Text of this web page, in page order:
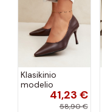
Klasikinio
modelio
aukštakulniai
41,23 €
58,90 €